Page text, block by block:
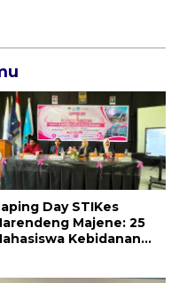
Day STIKes
Majene: 25
Kebidanan